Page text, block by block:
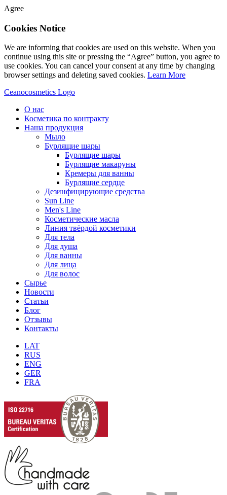
Agree
Cookies Notice
We are informing that cookies are used on this website. When you
continue using this site or pressing the “Agree” button, you agree to
use cookies. You can cancel your consent at any time by changing
browser settings and deleting saved cookies. Learn More
Ceanocosmetics Logo
О нас
Косметика по контракту
Наша продукция
Мыло
Бурлящие шары
Бурлящие шары
Бурлящие макаруны
Кремеры для ванны
Бурлящие сердце
Дезинфицирующие средства
Sun Line
Men's Line
Косметические масла
Линия твёрдой косметики
Для тела
Для душа
Для ванны
Для лица
Для волос
Сырье
Новости
Статьи
Блог
Отзывы
Контакты
LAT
RUS
ENG
GER
FRA